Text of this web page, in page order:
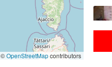
©OpenStreetMapcontributors